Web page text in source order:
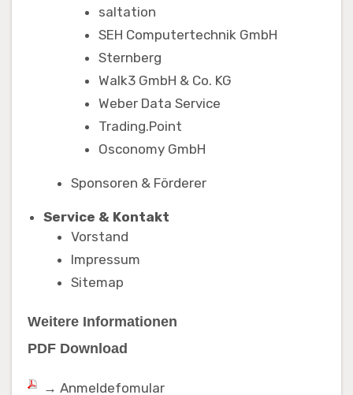
saltation
SEH Computertechnik GmbH
Sternberg
Walk3 GmbH & Co. KG
Weber Data Service
Trading.Point
Osconomy GmbH
Sponsoren & Förderer
Service & Kontakt
Vorstand
Impressum
Sitemap
Weitere Informationen
PDF Download
→ Anmeldefomular